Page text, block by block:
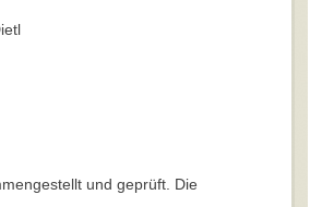
und geprüft. Die